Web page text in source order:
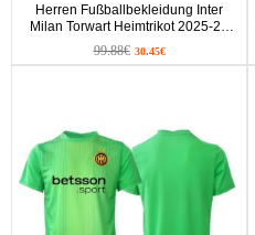
Herren Fußballbekleidung Inter
Milan Torwart Heimtrikot 2025-26
Kurzarm
99.88€ 30.45€